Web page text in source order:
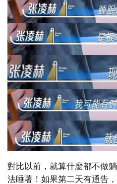
對比以前，就算什麼都不做
法睡著！如果第二天有通告